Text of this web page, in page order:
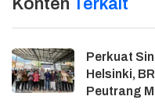
Konten Terkait
Perkuat
Helsinki,
Peutrang